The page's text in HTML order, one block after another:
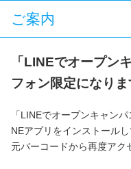
ご案内
「LINEでオープン
フォン限定になりま
「LINEでオープンキャン
NEアプリをインストール
元バーコードから再度アク